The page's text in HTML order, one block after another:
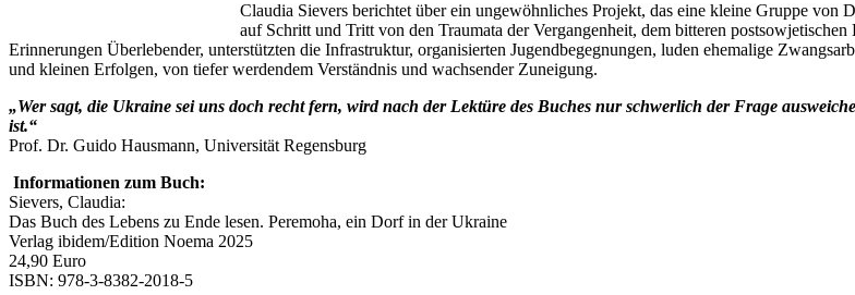
Claudia Sievers berichtet über ein ungewöhnliches Projekt, das eine kleine Gruppe
auf Schritt und Tritt von den Traumata der Vergangenheit, dem bitteren
Erinnerungen Überlebender, unterstützten die Infrastruktur, organisierten Jugendbegegnungen, luden ehemalige
und kleinen Erfolgen, von tiefer werdendem Verständnis und wachsender Zuneigung.
„Wer sagt, die Ukraine sei uns doch recht fern, wird nach der Lektüre des Buches nur schwerlich der Frage
ist.“
Prof. Dr. Guido Hausmann, Universität Regensburg
Informationen zum Buch:
Sievers, Claudia:
Das Buch des Lebens zu Ende lesen. Peremoha, ein Dorf in der Ukraine
Verlag ibidem/Edition Noema 2025
24,90 Euro
ISBN: 978-3-8382-2018-5